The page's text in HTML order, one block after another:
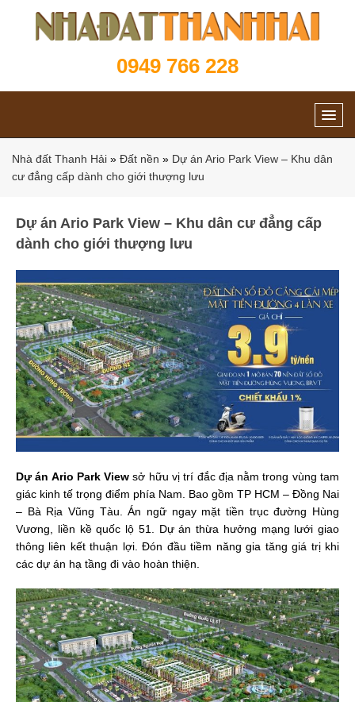
0949 766 228
Nhà đất Thanh Hải » Đất nền » Dự án Ario Park View – Khu dân
cư đẳng cấp dành cho giới thượng lưu
Dự án Ario Park View – Khu dân cư đẳng cấp
dành cho giới thượng lưu
Dự án Ario Park View sở hữu vị trí đắc địa nằm trong vùng tam
giác kinh tế trọng điểm phía Nam. Bao gồm TP HCM – Đồng Nai
– Bà Rịa Vũng Tàu. Án ngữ ngay mặt tiền trục đường Hùng
Vương, liền kề quốc lộ 51. Dự án thừa hưởng mạng lưới giao
thông liên kết thuận lợi. Đón đầu tiềm năng gia tăng giá trị khi
các dự án hạ tầng đi vào hoàn thiện.